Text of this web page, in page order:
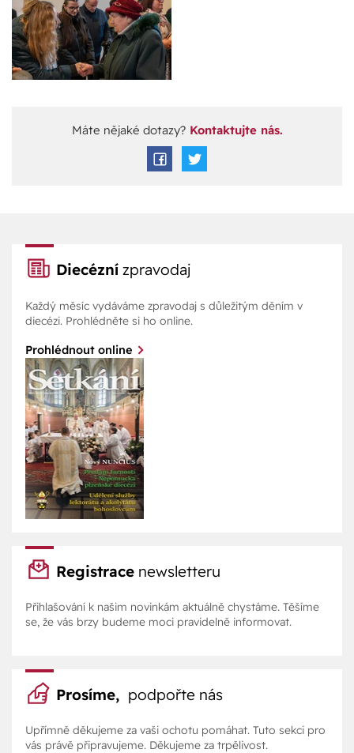
Máte nějaké dotazy?Kontaktujte nás.
Diecézní zpravodaj
Každý měsíc vydáváme zpravodaj s důležitým děním v
diecézi. Prohlédněte si ho online.
Prohlédnout online
Registrace newsletteru
Přihlašování k našim novinkám aktuálně chystáme. Těšíme
se, že vás brzy budeme moci pravidelně informovat.
Prosíme, podpořte nás
Upřímně děkujeme za vaši ochotu pomáhat. Tuto sekci pro
vás právě připravujeme. Děkujeme za trpělivost.